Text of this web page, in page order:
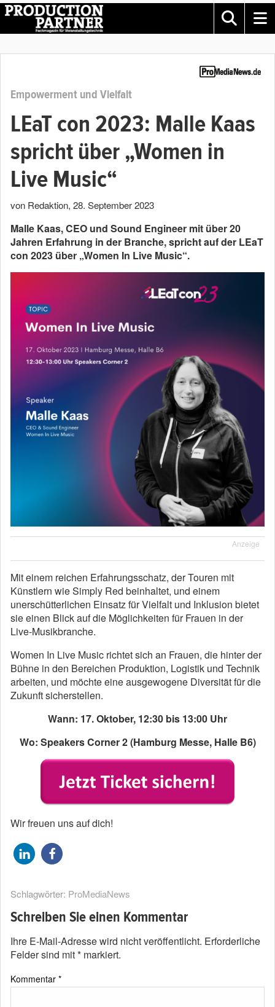
Empowerment und Vielfalt
LEaT con 2023: Malle Kaas
spricht über „Women in
Live Music“
von Redaktion, 28. September 2023
Malle Kaas, CEO und Sound Engineer mit über 20
Jahren Erfahrung in der Branche, spricht auf der LEaT
con 2023 über „Women In Live Music“.
Anzeige
Mit einem reichen Erfahrungsschatz, der Touren mit
Künstlern wie Simply Red beinhaltet, und einem
unerschütterlichen Einsatz für Vielfalt und Inklusion bietet
sie einen Blick auf die Möglichkeiten für Frauen in der
Live-Musikbranche.
Women In Live Music richtet sich an Frauen, die hinter der
Bühne in den Bereichen Produktion, Logistik und Technik
arbeiten, und möchte eine ausgewogene Diversität für die
Zukunft sicherstellen.
Wann: 17. Oktober, 12:30 bis 13:00 Uhr
Wo: Speakers Corner 2 (Hamburg Messe, Halle B6)
Wir freuen uns auf dich!
Schlagwörter: ProMediaNews
Schreiben Sie einen Kommentar
Ihre E-Mail-Adresse wird nicht veröffentlicht. Erforderliche
Felder sind mit* markiert.
Kommentar *